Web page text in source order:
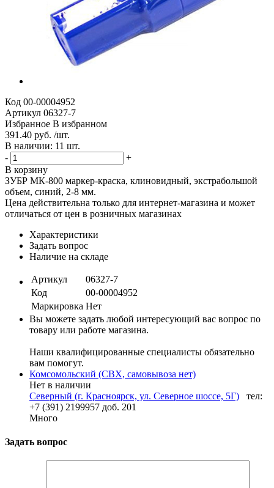
Код 00-00004952
Артикул 06327-7
Избранное В избранном
391.40 руб. /шт.
В наличии: 11 шт.
-
+
В корзину
ЗУБР МК-800 маркер-краска, клиновидный, экстрабольшой
объем, синий, 2-8 мм.
Цена действительна только для интернет-магазина и может
отличаться от цен в розничных магазинах
Характеристики
Задать вопрос
Наличие на складе
Артикул
06327-7
Код
00-00004952
Маркировка Нет
Вы можете задать любой интересующий вас вопрос по
товару или работе магазина.
Наши квалифицированные специалисты обязательно
вам помогут.
Комсомольский (СВХ, самовывоза нет)
Нет в наличии
Северный (г. Красноярск, ул. Северное шоссе, 5Г)
тел:
+7 (391) 2199957 доб. 201
Много
Задать вопрос